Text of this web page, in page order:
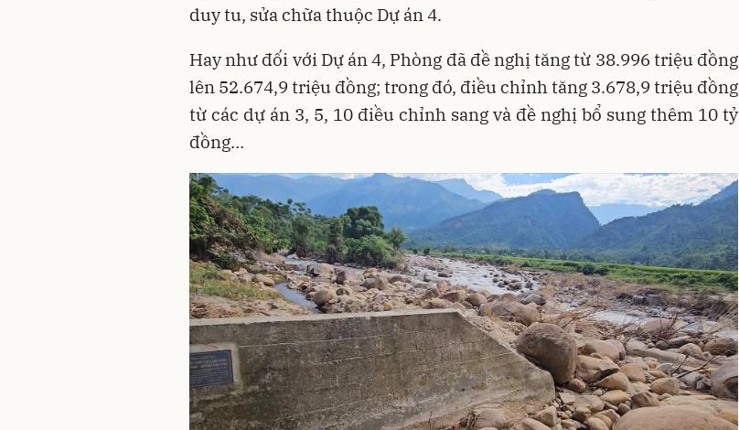
duy tu, sửa chữa thuộc Dự án 4.
Hay như đối với Dự án 4, Phòng đã đề nghị tăng từ 38.996 triệu đồng
lên 52.674,9 triệu đồng; trong đó, điều chỉnh tăng 3.678,9 triệu đồng
từ các dự án 3, 5, 10 điều chỉnh sang và đề nghị bổ sung thêm 10 tỷ
đồng…